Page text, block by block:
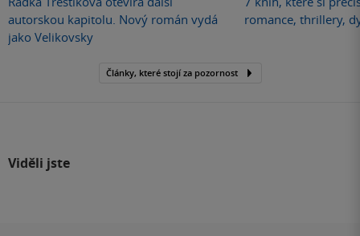
autorskou kapitolu. Nový román vydá
jako Velikovsky
romance, thrillery,
Články, které stojí za pozornost
Viděli jste